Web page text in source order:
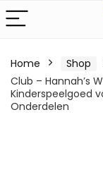
Home Shop
Club – Hannah’s
Kinderspeelgoed
Onderdelen